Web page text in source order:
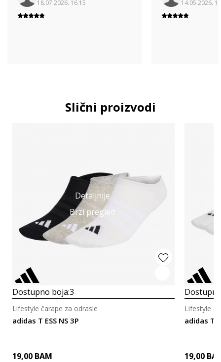
18.07.2026. 16:15 14.05.2026.
Slični proizvodi
Detaljnije
Brzi pregled
Dostupno boja:3
adidas T ESS NS 3P
Lifestyle čarape za odrasle
19,00 BAM
adidas
Lifestyle
19,00